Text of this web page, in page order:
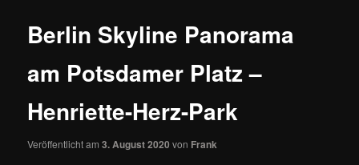
Berlin Skyline Panorama
am Potsdamer Platz –
Henriette-Herz-Park
Veröffentlicht am3. August 2020 von Frank